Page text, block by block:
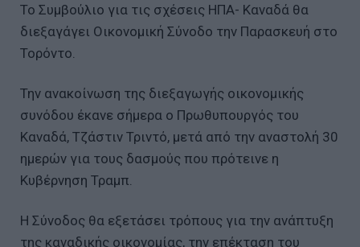
Το Συμβούλιο για τις σχέσεις ΗΠΑ- Καναδά θα
διεξαγάγει Οικονομική Σύνοδο την Παρασκευή στο
Τορόντο.
Την ανακοίνωση της διεξαγωγής οικονομικής
συνόδου έκανε σήμερα ο Πρωθυπουργός του
Καναδά, Τζάστιν Τριντό, μετά από την αναστολή 30
ημερών για τους δασμούς που πρότεινε η
Κυβέρνηση Τραμπ.
Η Σύνοδος θα εξετάσει τρόπους για την ανάπτυξη
της καναδικής οικονομίας, την επέκταση του